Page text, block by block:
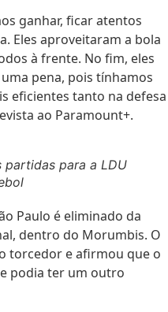
ganhar, ficar atentos
Eles aproveitaram a bola
à frente. No fim, eles
pena, pois tínhamos
eficientes tanto na defesa
ao Paramount+.
partidas para a LDU
Paulo é eliminado da
dentro do Morumbis. O
torcedor e afirmou que o
podia ter um outro